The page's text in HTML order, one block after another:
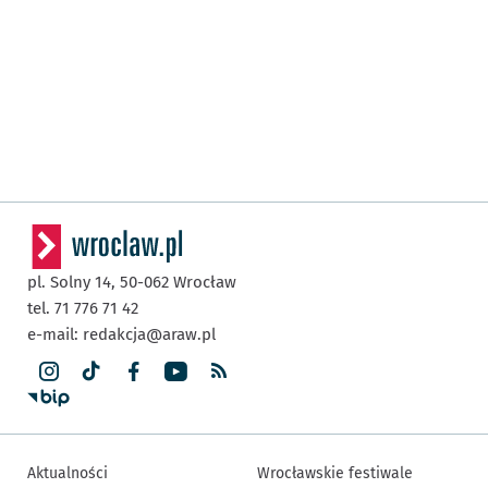
pl. Solny 14, 50-062 Wrocław
tel. 71 776 71 42
e-mail: redakcja@araw.pl
Aktualności Wrocławskie festiwale